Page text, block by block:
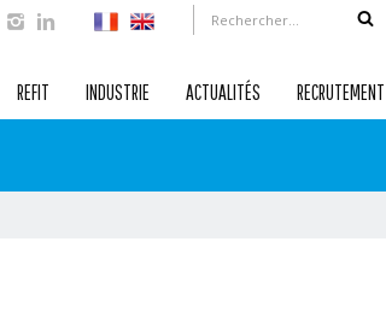
REFIT INDUSTRIE ACTUALITÉS RECRUTEMENT